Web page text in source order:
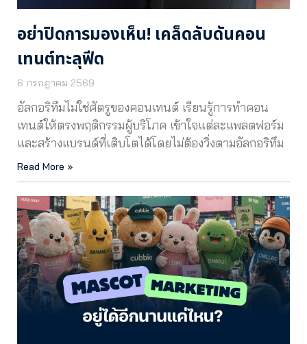
อย่าปิดการมองเห็น! เคล็ดลับดันคอน
เทนต์ทะลุฟีด
6 กรกฎาคม 2569
อัลกอริทึมไม่ใช่ศัตรูของคอนเทนต์ เรียนรู้การทำคอน
เทนต์ให้ตรงพฤติกรรมผู้บริโภค เข้าใจแต่ละแพลตฟอร์ม
และสร้างแบรนด์ที่เติบโตได้โดยไม่ต้องวิ่งตามอัลกอริทึม
Read More »